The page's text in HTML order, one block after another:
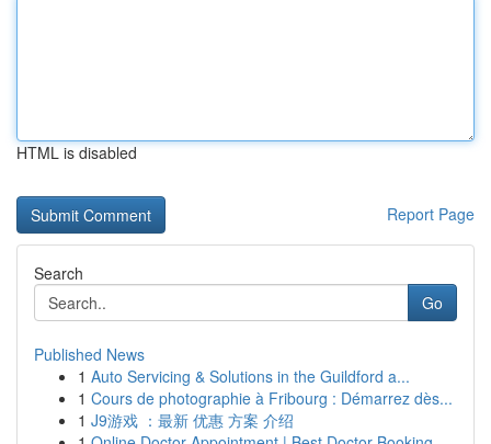
HTML is disabled
Report Page
Search
Go
Published News
1 Auto Servicing & Solutions in the Guildford a...
1 Cours de photographie à Fribourg : Démarrez dès...
1 J9游戏 ：最新 优惠 方案 介绍